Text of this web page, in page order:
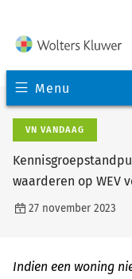
Menu
VN VANDAAG
waarderen op WEV
27 november 2023
Indien een woning